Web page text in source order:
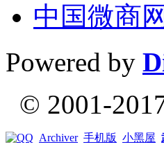
中国微商网
Powered by
© 2001-
Archiver 手机版 小黑屋